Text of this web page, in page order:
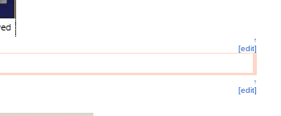
↑
[edit]
↑
[edit]